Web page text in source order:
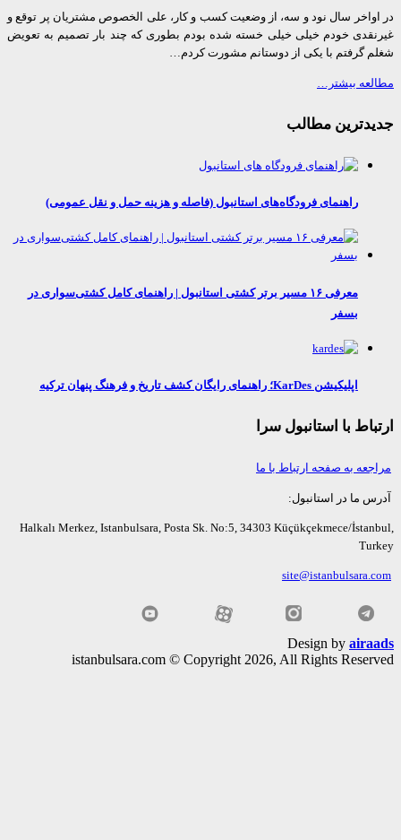
سال نود و سه، از وضعیت کسب و کار، علی الخصوص مشتریان پر توقع و
خودم خیلی خیلی خسته شده بودم بطوری که چند بار تصمیم به تعویض
گرفتم با یکی از دوستانم مشورت کردم…
بیشتر…
مطالب
راهنمای فرودگاه‌های استانبول (فاصله و هزینه حمل و نقل عمومی)
معرفی ۱۶ مسیر برتر کشتی استانبول | راهنمای کامل کشتی‌سواری در
اپلیکیشن KarDes؛ راهنمای رایگان کشف تاریخ و فرهنگ پنهان ترکیه
با استانبول سرا
به صفحه ارتباط با ما
ما در استانبول:
Halkalı Merkez, Istanbulsara, Posta Sk. No:5, 34303 Küçükçekmece/
Design by
istanbulsara.com © Copyright 2026, All Rights